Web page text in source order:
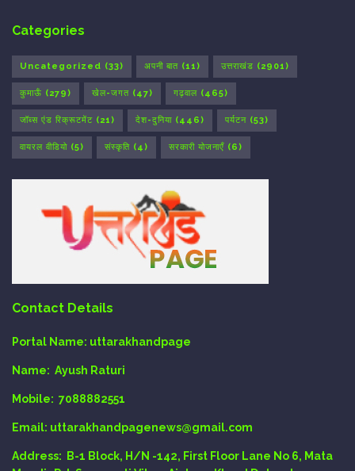
Categories
Uncategorized (33) अपनी बात (11) उत्तराखंड (2901)
कुमाऊँ (279) खेल-जगत (47) गढ़वाल (465)
जॉब्स एंड रिक्रूटमेंट (21) देश-दुनिया (446) पर्यटन (53)
वायरल वीडियो (5) संस्कृति (4) सरकारी योजनाएँ (6)
Contact Details
Portal Name: uttarakhandpage
Name: Ayush Raturi
Mobile: 7088882551
Email: uttarakhandpagenews@gmail.com
Address:
B-1 Block, H/N -142, First Floor Lane No 6, Mata